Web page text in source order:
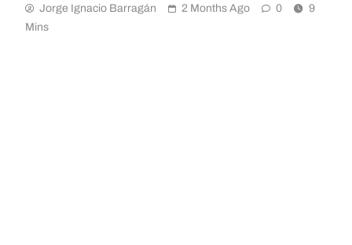
Jorge Ignacio Barragán 2 Months Ago 0
9
Mins